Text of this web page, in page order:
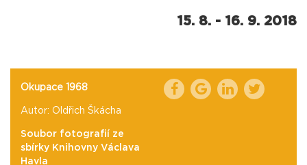
15. 8. - 16. 9. 2018
Okupace 1968
Autor: Oldřich Škácha
Soubor fotografií ze
sbírky Knihovny Václava
Havla